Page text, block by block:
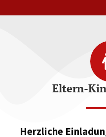
Eltern-
Herzliche